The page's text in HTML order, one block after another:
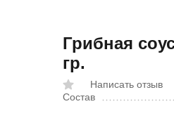
Грибная
гр.
Написать отзыв
Состав